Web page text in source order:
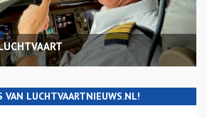
VAN LUCHTVAARTNIEUWS.NL!